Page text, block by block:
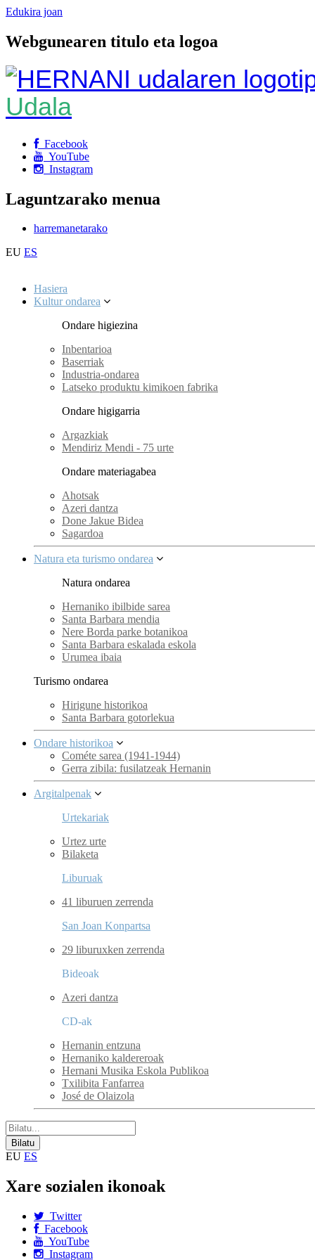
Edukira joan
Webgunearen titulo eta logoa
Udala
Facebook
YouTube
Instagram
Laguntzarako menua
harremanetarako
EU ES
Hasiera
Kultur ondarea
Ondare higiezina
Inbentarioa
Baserriak
Industria-ondarea
Latseko produktu kimikoen fabrika
Ondare higigarria
Argazkiak
Mendiriz Mendi - 75 urte
Ondare materiagabea
Ahotsak
Azeri dantza
Done Jakue Bidea
Sagardoa
Natura eta turismo ondarea
Natura ondarea
Hernaniko ibilbide sarea
Santa Barbara mendia
Nere Borda parke botanikoa
Santa Barbara eskalada eskola
Urumea ibaia
Turismo ondarea
Hirigune historikoa
Santa Barbara gotorlekua
Ondare historikoa
Cométe sarea (1941-1944)
Gerra zibila: fusilatzeak Hernanin
Argitalpenak
Urtekariak
Urtez urte
Bilaketa
Liburuak
41 liburuen zerrenda
San Joan Konpartsa
29 liburuxken zerrenda
Bideoak
Azeri dantza
CD-ak
Hernanin entzuna
Hernaniko kaldereroak
Hernani Musika Eskola Publikoa
Txilibita Fanfarrea
José de Olaizola
EU ES
Xare sozialen ikonoak
Twitter
Facebook
YouTube
Instagram